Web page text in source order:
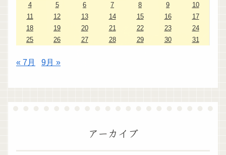
4
5 6 7 8 9
10
11
12 13 14 15 16
17
18
19 20 21 22 23
24
25
26 27 28 29 30 31
« 7月 9月 »
アーカイブ